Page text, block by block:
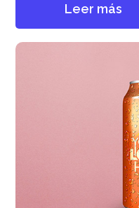
Leer más